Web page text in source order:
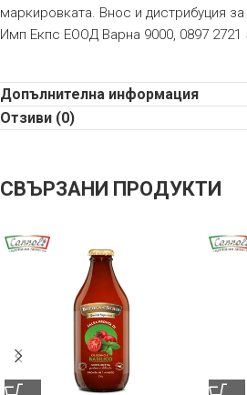
маркировката. Внос и дистрибуция
Имп Екпс ЕООД Варна 9000, 0897 2721
Допълнителна информация
Отзиви (0)
СВЪРЗАНИ ПРОДУКТИ